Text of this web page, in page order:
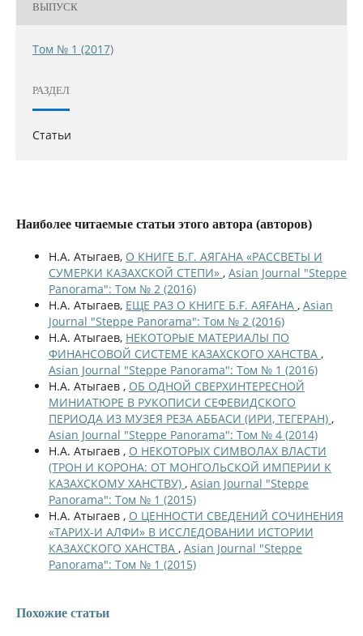
ВЫПУСК
Том № 1 (2017)
РАЗДЕЛ
Статьи
Наиболее читаемые статьи этого автора (авторов)
Н.А. Атыгаев, О КНИГЕ Б.Г. АЯГАНА «РАССВЕТЫ И
СУМЕРКИ КАЗАХСКОЙ СТЕПИ» , Asian Journal "Steppe
Panorama": Том № 2 (2016)
Н.А. Атыгаев, ЕЩЕ РАЗ О КНИГЕ Б.Ғ. АЯҒАНА , Asian
Journal "Steppe Panorama": Том № 2 (2016)
Н.А. Атыгаев, НЕКОТОРЫЕ МАТЕРИАЛЫ ПО
ФИНАНСОВОЙ СИСТЕМЕ КАЗАХСКОГО ХАНСТВА ,
Asian Journal "Steppe Panorama": Том № 1 (2016)
Н.А. Атыгаев , ОБ ОДНОЙ СВЕРХИНТЕРЕСНОЙ
МИНИАТЮРЕ В РУКОПИСИ СЕФЕВИДСКОГО
ПЕРИОДА ИЗ МУЗЕЯ РЕЗА АББАСИ (ИРИ, ТЕГЕРАН) ,
Asian Journal "Steppe Panorama": Том № 4 (2014)
Н.А. Атыгаев , О НЕКОТОРЫХ СИМВОЛАХ ВЛАСТИ
(ТРОН И КОРОНА: ОТ МОНГОЛЬСКОЙ ИМПЕРИИ К
КАЗАХСКОМУ ХАНСТВУ) , Asian Journal "Steppe
Panorama": Том № 1 (2015)
Н.А. Атыгаев , О ЦЕННОСТИ СВЕДЕНИЙ СОЧИНЕНИЯ
«ТАРИХ-И АЛФИ» В ИССЛЕДОВАНИИ ИСТОРИИ
КАЗАХСКОГО ХАНСТВА , Asian Journal "Steppe
Panorama": Том № 1 (2015)
Похожие статьи